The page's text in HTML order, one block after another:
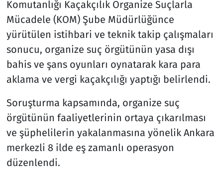
Komutanlığı Kaçakçılık Organize Suçlarla
Mücadele (KOM) Şube Müdürlüğünce
yürütülen istihbari ve teknik takip çalışmaları
sonucu, organize suç örgütünün yasa dışı
bahis ve şans oyunları oynatarak kara para
aklama ve vergi kaçakçılığı yaptığı belirlendi.
Soruşturma kapsamında, organize suç
örgütünün faaliyetlerinin ortaya çıkarılması
ve şüphelilerin yakalanmasına yönelik Ankara
merkezli 8 ilde eş zamanlı operasyon
düzenlendi.